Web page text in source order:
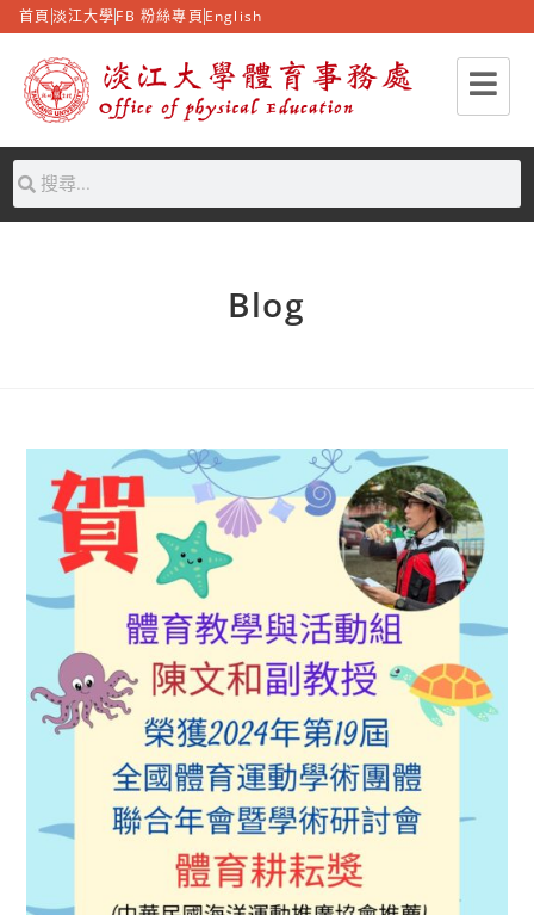
首頁 淡江大學FB 粉絲專頁 English
Blog